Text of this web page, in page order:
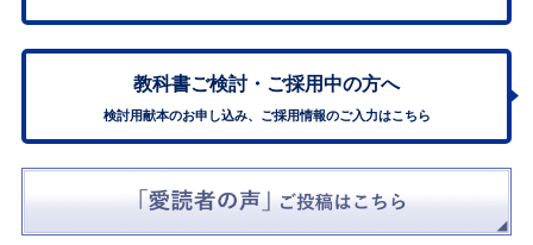
教科書ご検討・ ご採用中の方へ
検討用献本のお申し込み、ご採用情報のご入力はこちら